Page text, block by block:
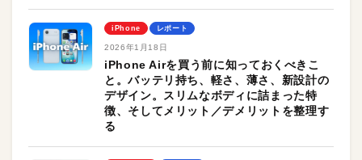
iPhone レポート
2026年1月18日
iPhone Airを買う前に知っておくべきこ
と。バッテリ持ち、軽さ、薄さ、新設計の
デザイン。スリムなボディに詰まった特
徴、そしてメリット／デメリットを整理す
る